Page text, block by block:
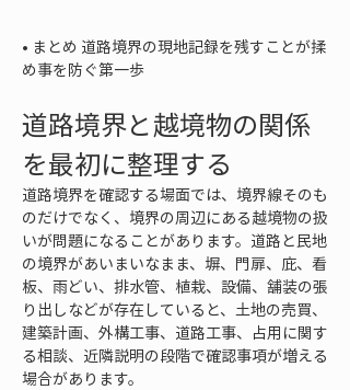
• まとめ 道路境界の現地記録を残すことが揉
め事を防ぐ第一歩
道路境界と越境物の関係
を最初に整理する
道路境界を確認する場面では、境界線そのも
のだけでなく、境界の周辺にある越境物の扱
いが問題になることがあります。道路と民地
の境界があいまいなまま、塀、門扉、庇、看
板、雨どい、排水管、植栽、設備、舗装の張
り出しなどが存在していると、土地の売買、
建築計画、外構工事、道路工事、占用に関す
る相談、近隣説明の段階で確認事項が増える
場合があります。